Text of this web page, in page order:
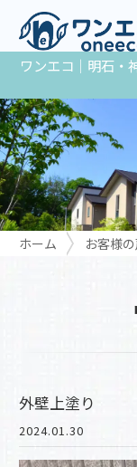
ワンエコ｜明石・
ホーム お客様
外壁上塗り
2024.01.30